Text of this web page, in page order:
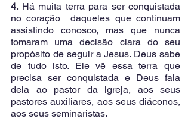
4. Há muita terra para ser conquistada
no coração  daqueles que continuam
assistindo conosco, mas que nunca
tomaram uma decisão clara do seu
propósito de seguir a Jesus. Deus sabe
de tudo isto. Ele vê essa terra que
precisa ser conquistada e Deus fala
dela ao pastor da igreja, aos seus
pastores auxiliares, aos seus diáconos,
aos seus seminaristas.